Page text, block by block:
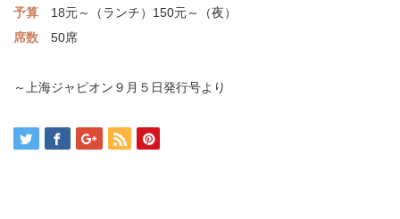
予算 18元～（ランチ）150元～（夜）
席数 50席
～上海ジャピオン９月５日発行号より